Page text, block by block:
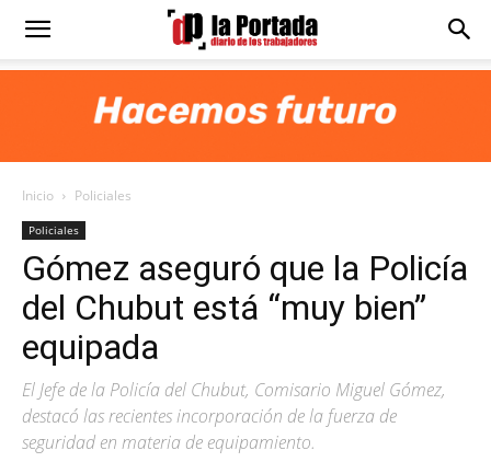
Diario
Portada
Inicio Policiales
Policiales
Gómez aseguró que la Policía
del Chubut está “muy bien”
equipada
El Jefe de la Policía del Chubut, Comisario Miguel Gómez,
destacó las recientes incorporación de la fuerza de
seguridad en materia de equipamiento.